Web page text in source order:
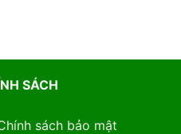
SÁCH
sách bảo mật